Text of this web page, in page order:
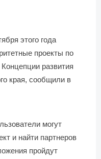
этого года
проекты по
развития
края, сообщили в
могут
и найти партнеров
пройдут